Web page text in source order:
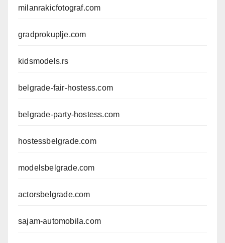
milanrakicfotograf.com
gradprokuplje.com
kidsmodels.rs
belgrade-fair-hostess.com
belgrade-party-hostess.com
hostessbelgrade.com
modelsbelgrade.com
actorsbelgrade.com
sajam-automobila.com